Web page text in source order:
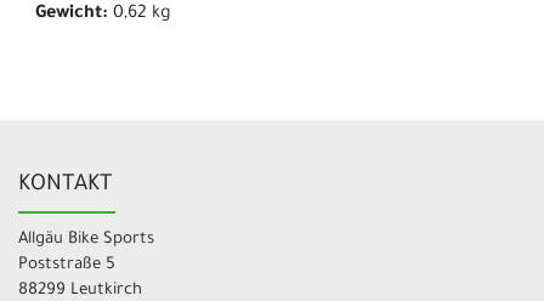
Gewicht: 0,62 kg
KONTAKT
Allgäu Bike Sports
Poststraße 5
88299 Leutkirch